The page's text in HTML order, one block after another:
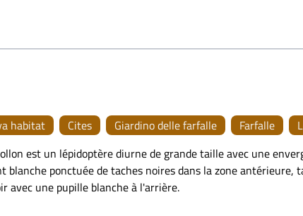
habitat
Cites Giardino delle farfalle Farfalle
est un lépidoptère diurne de grande taille avec une
blanche ponctuée de taches noires dans la zone
avec une pupille blanche à l'arrière.